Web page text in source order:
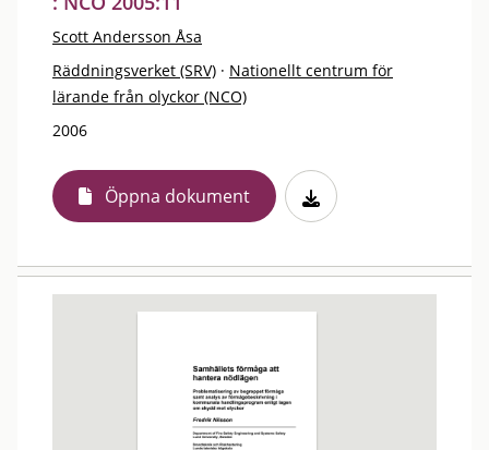
Scott Andersson Åsa
Räddningsverket (SRV) · Nationellt centrum för
lärande från olyckor (NCO)
2006
Öppna dokument